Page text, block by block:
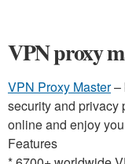
VPN proxy
VPN Proxy Master–
security and privacy
online and enjoy
Features